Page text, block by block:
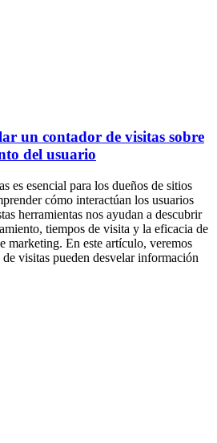
un contador de visitas sobre
del usuario
es esencial para los dueños de sitios
cómo interactúan los usuarios
herramientas nos ayudan a descubrir
tiempos de visita y la eficacia de
marketing. En este artículo, veremos
visitas pueden desvelar información